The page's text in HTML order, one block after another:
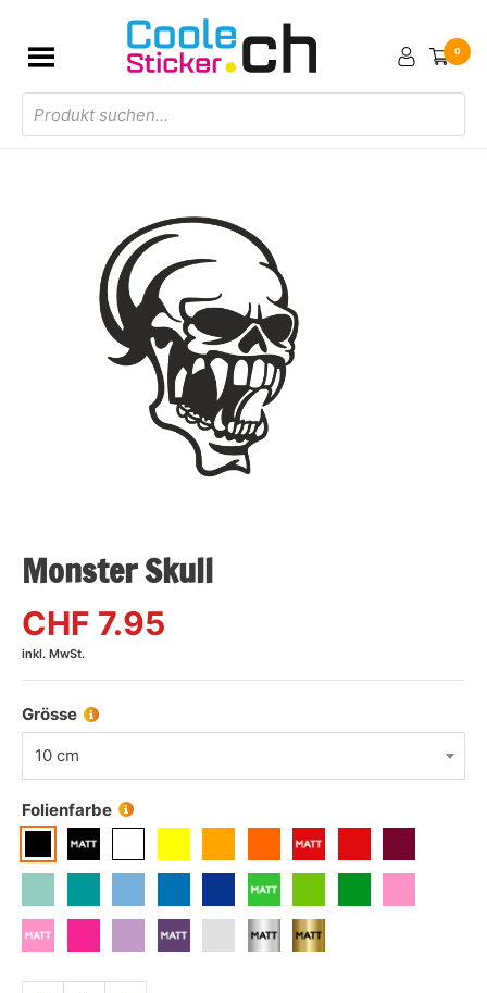
Products
search
0
Monster Skull
CHF 7.95
inkl. MwSt.
Grösse
10 cm
Folienfarbe